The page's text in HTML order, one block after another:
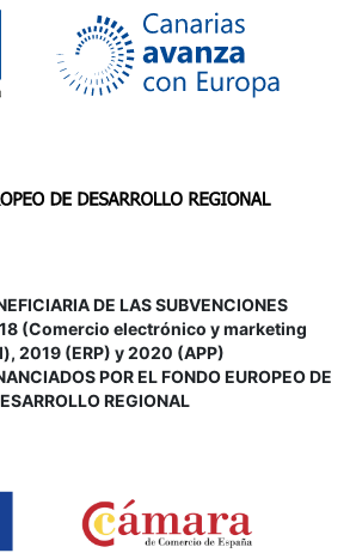
DE LAS SUBVENCIONES
(Comercio electrónico y marketing
2019 (ERP) y 2020 (APP)
POR EL FONDO EUROPEO DE
REGIONAL